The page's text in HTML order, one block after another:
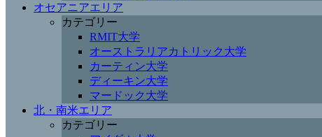
オセアニアエリア
カテゴリー
RMIT大学
オーストラリアカトリック大学
カーティン大学
ディーキン大学
マードック大学
北・南米エリア
カテゴリー